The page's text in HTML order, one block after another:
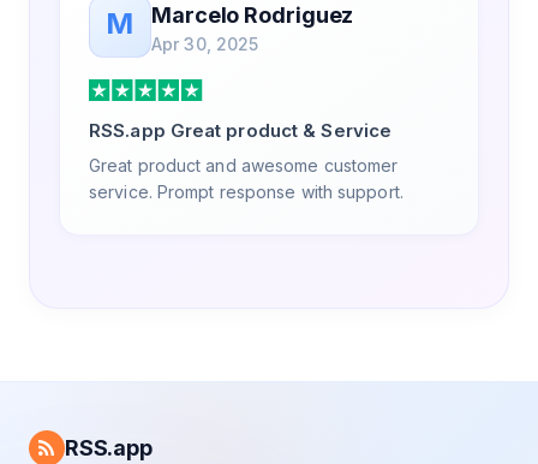
M Marcelo Rodriguez
Apr 30, 2025
RSS.app Great product & Service
Great product and awesome customer
service. Prompt response with support.
RSS.app